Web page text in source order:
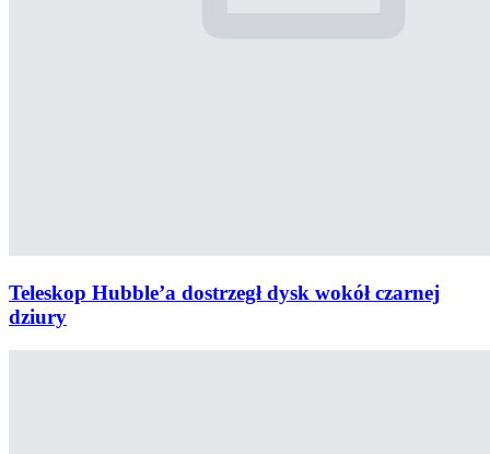
Teleskop Hubble’a dostrzegł dysk wokół czarnej
dziury